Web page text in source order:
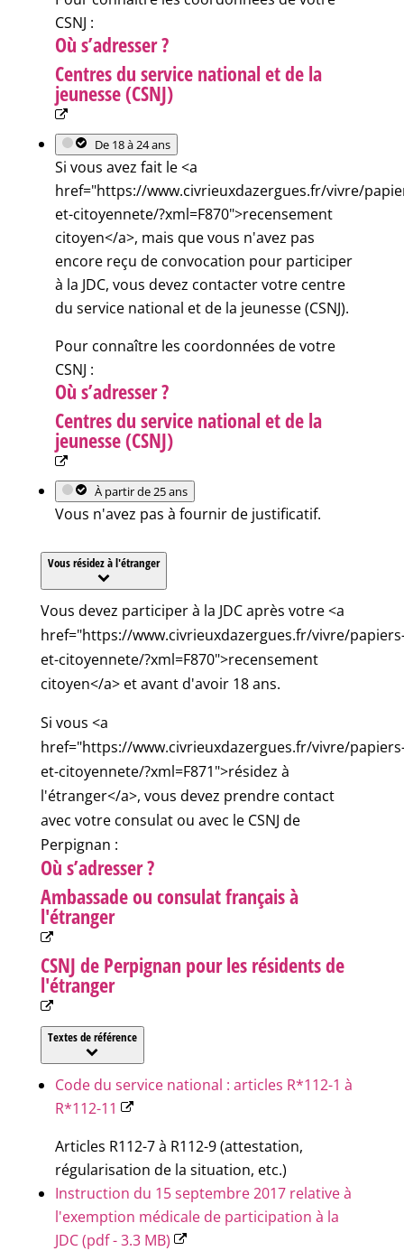
CSNJ :
Où s’adresser ?
Centres du service national et de la
jeunesse (CSNJ)
De 18 à 24 ans
Si vous avez fait le <a
href="https://www.civrieuxdazergues.fr/vivre/
et-citoyennete/?xml=F870">recensement
citoyen</a>, mais que vous n'avez pas
encore reçu de convocation pour participer
à la JDC, vous devez contacter votre centre
du service national et de la jeunesse (CSNJ).
Pour connaître les coordonnées de votre
CSNJ :
Où s’adresser ?
Centres du service national et de la
jeunesse (CSNJ)
À partir de 25 ans
Vous n'avez pas à fournir de justificatif.
Vous résidez à l'étranger
Vous devez participer à la JDC après votre <a
href="https://www.civrieuxdazergues.fr/vivre/
et-citoyennete/?xml=F870">recensement
citoyen</a> et avant d'avoir 18 ans.
Si vous <a
href="https://www.civrieuxdazergues.fr/vivre/
et-citoyennete/?xml=F871">résidez à
l'étranger</a>, vous devez prendre contact
avec votre consulat ou avec le CSNJ de
Perpignan :
Où s’adresser ?
Ambassade ou consulat français à
l'étranger
CSNJ de Perpignan pour les résidents de
l'étranger
Textes de référence
Code du service national : articles R*112-1 à
R*112-11
Articles R112-7 à R112-9 (attestation,
régularisation de la situation, etc.)
Instruction du 15 septembre 2017 relative à
l'exemption médicale de participation à la
JDC (pdf - 3.3 MB)